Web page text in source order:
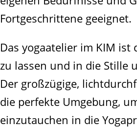
Fortgeschrittene geeignet.
Das yogaatelier im KIM
zu lassen und in die Stille
Der großzügige,
die perfekte Umgebung,
einzutauchen in die